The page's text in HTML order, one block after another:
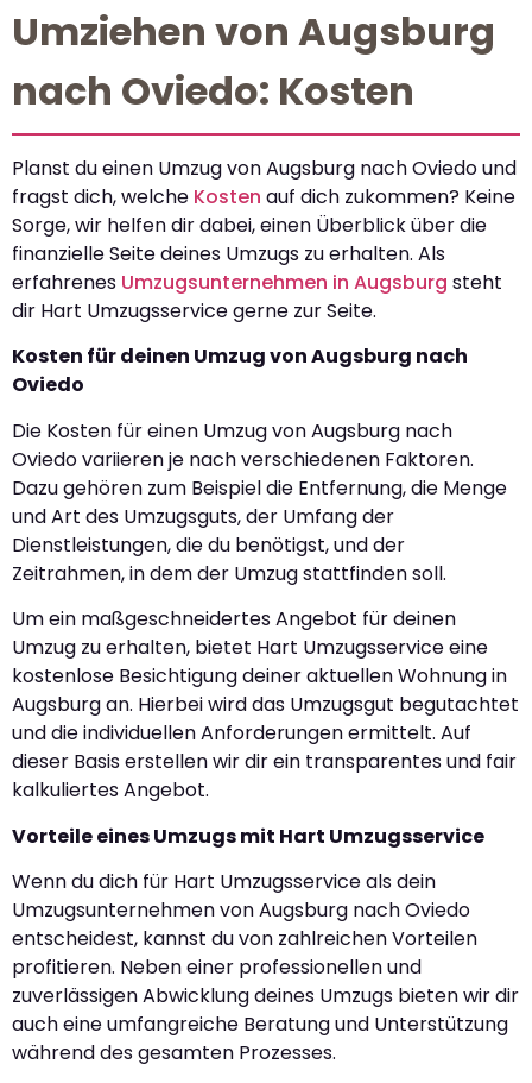
Umziehen von Augsburg
nach Oviedo: Kosten
Planst du einen Umzug von Augsburg nach Oviedo und
fragst dich, welche Kosten auf dich zukommen? Keine
Sorge, wir helfen dir dabei, einen Überblick über die
finanzielle Seite deines Umzugs zu erhalten. Als
erfahrenes Umzugsunternehmen in Augsburg steht
dir Hart Umzugsservice gerne zur Seite.
Kosten für deinen Umzug von Augsburg nach
Oviedo
Die Kosten für einen Umzug von Augsburg nach
Oviedo variieren je nach verschiedenen Faktoren.
Dazu gehören zum Beispiel die Entfernung, die Menge
und Art des Umzugsguts, der Umfang der
Dienstleistungen, die du benötigst, und der
Zeitrahmen, in dem der Umzug stattfinden soll.
Um ein maßgeschneidertes Angebot für deinen
Umzug zu erhalten, bietet Hart Umzugsservice eine
kostenlose Besichtigung deiner aktuellen Wohnung in
Augsburg an. Hierbei wird das Umzugsgut begutachtet
und die individuellen Anforderungen ermittelt. Auf
dieser Basis erstellen wir dir ein transparentes und fair
kalkuliertes Angebot.
Vorteile eines Umzugs mit Hart Umzugsservice
Wenn du dich für Hart Umzugsservice als dein
Umzugsunternehmen von Augsburg nach Oviedo
entscheidest, kannst du von zahlreichen Vorteilen
profitieren. Neben einer professionellen und
zuverlässigen Abwicklung deines Umzugs bieten wir dir
auch eine umfangreiche Beratung und Unterstützung
während des gesamten Prozesses.